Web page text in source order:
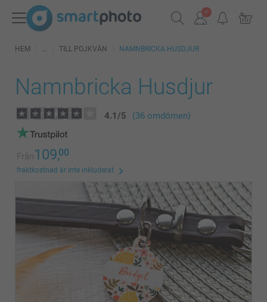
HEM TILL POJKVÄN NAMNBRICKA HUSDJUR
Namnbricka Husdjur
4.1/5 (36 omdömen)
Från109,00
fraktkostnad är inte inkluderat